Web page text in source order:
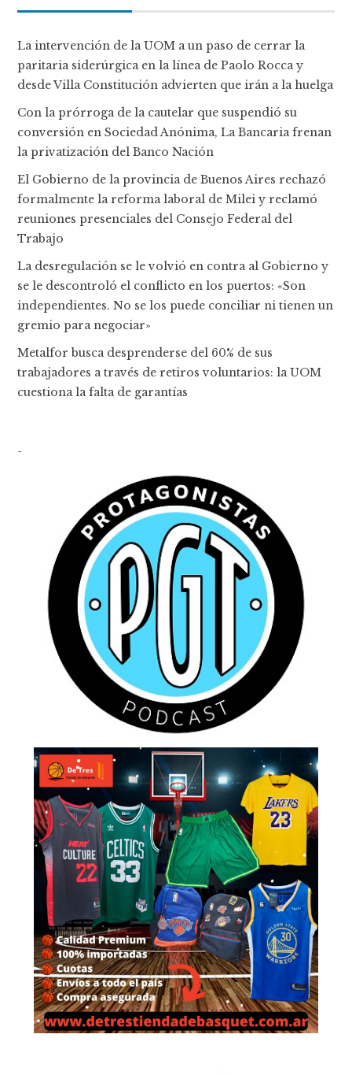
La intervención de la UOM a un paso de cerrar la
paritaria siderúrgica en la línea de Paolo Rocca y
desde Villa Constitución advierten que irán a la huelga
Con la prórroga de la cautelar que suspendió su
conversión en Sociedad Anónima, La Bancaria frenan
la privatización del Banco Nación
El Gobierno de la provincia de Buenos Aires rechazó
formalmente la reforma laboral de Milei y reclamó
reuniones presenciales del Consejo Federal del
Trabajo
La desregulación se le volvió en contra al Gobierno y
se le descontroló el conflicto en los puertos: «Son
independientes. No se los puede conciliar ni tienen un
gremio para negociar»
Metalfor busca desprenderse del 60% de sus
trabajadores a través de retiros voluntarios: la UOM
cuestiona la falta de garantías
-